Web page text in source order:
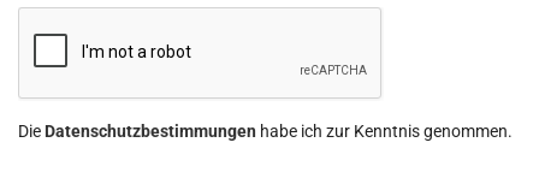
Die Datenschutzbestimmungen habe ich zur Kenntnis genommen.